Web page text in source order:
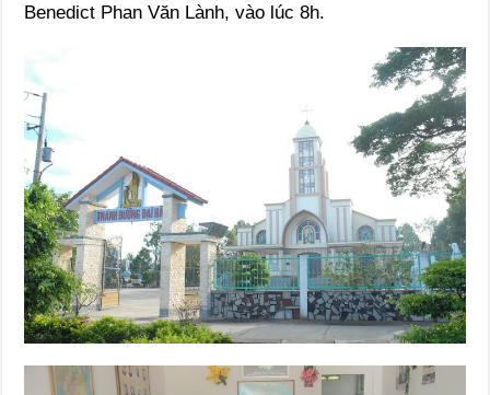
Benedict Phan Văn Lành, vào lúc 8h.